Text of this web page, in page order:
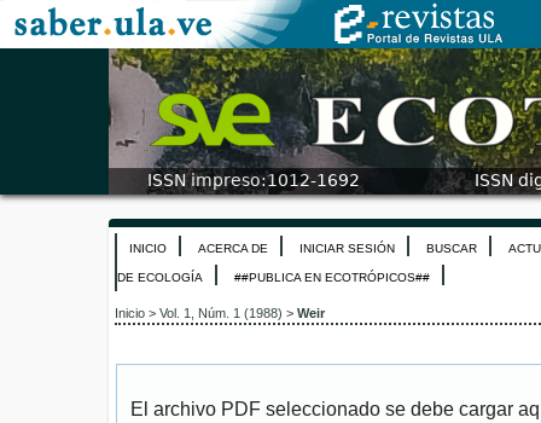
INICIO ACERCA DE INICIAR SESIÓN BUSCAR
DE ECOLOGÍA ##PUBLICA EN ECOTRÓPICOS##
Inicio > Vol. 1, Núm. 1 (1988) > Weir
El archivo PDF seleccionado se debe cargar